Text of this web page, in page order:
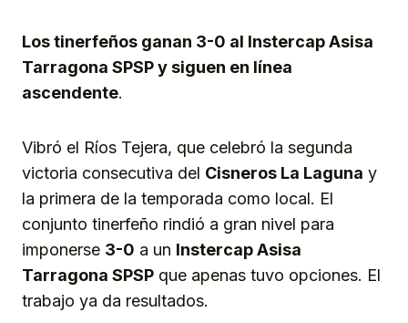
Los tinerfeños ganan 3-0 al Instercap Asisa
Tarragona SPSP y siguen en línea
ascendente.
Vibró el Ríos Tejera, que celebró la segunda
victoria consecutiva del Cisneros La Laguna y
la primera de la temporada como local. El
conjunto tinerfeño rindió a gran nivel para
imponerse 3-0 a un Instercap Asisa
Tarragona SPSP que apenas tuvo opciones. El
trabajo ya da resultados.